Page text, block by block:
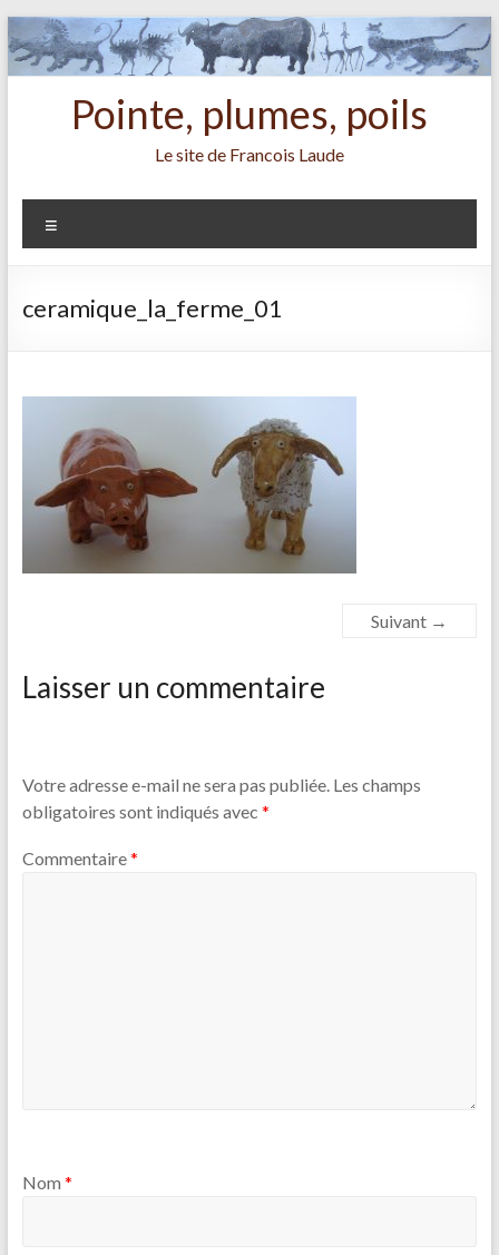
Aller
au
contenu
Pointe, plumes, poils
Le site de Francois Laude
ceramique_la_ferme_01
Suivant →
Laisser un commentaire
Votre adresse e-mail ne sera pas publiée. Les champs
obligatoires sont indiqués avec *
Commentaire*
Nom *